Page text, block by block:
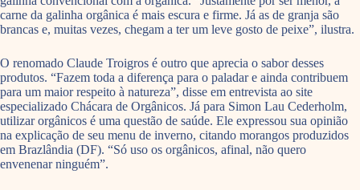
carne da galinha orgânica é mais escura e firme. Já as de granja são
brancas e, muitas vezes, chegam a ter um leve gosto de peixe”, ilustra.
O renomado Claude Troigros é outro que aprecia o sabor desses
produtos. “Fazem toda a diferença para o paladar e ainda contribuem
para um maior respeito à natureza”, disse em entrevista ao site
especializado Chácara de Orgânicos. Já para Simon Lau Cederholm,
utilizar orgânicos é uma questão de saúde. Ele expressou sua opinião
na explicação de seu menu de inverno, citando morangos produzidos
em Brazlândia (DF). “Só uso os orgânicos, afinal, não quero
envenenar ninguém”.